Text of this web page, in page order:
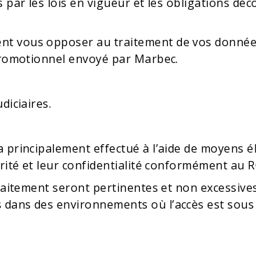
les lois en vigueur et les obligations
vous opposer au traitement de vos
envoyé par Marbec.
effectué à l’aide de moyens
et leur confidentialité conformément au
seront pertinentes et non
des environnements où l’accès est